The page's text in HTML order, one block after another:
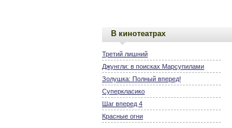
В кинотеатрах
Третий лишний
Джунгли: в поисках Марсупилами
Золушка: Полный вперед!
Суперкласико
Шаг вперед 4
Красные огни